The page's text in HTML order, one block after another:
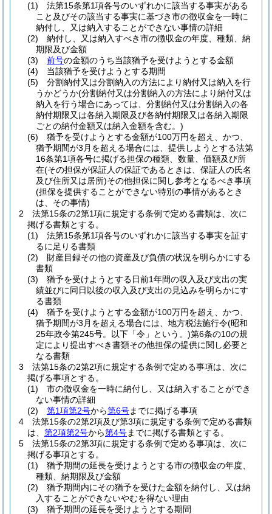
(1)
法第15条第1項各号のいずれかに該当する事実がある
こと及びその該当する事実に基づき市の徴収金を一時に
納付し、又は納入することができない事情の詳細
(2)
納付し、又は納入すべき市の徴収金の年度、種類、納
期限及び金額
(3)
前号の金額のうち当該猶予を受けようとする金額
(4)
当該猶予を受けようとする期間
(5)
分割納付又は分割納入の方法により納付又は納入を行
うかどうか(分割納付又は分割納入の方法により納付又は
納入を行う場合にあっては、分割納付又は分割納入の各
納付期限又は各納入期限及び各納付期限又は各納入期限
ごとの納付金額又は納入金額を含む。)
(6)
猶予を受けようとする金額が100万円を超え、かつ、
猶予期間が3月を超える場合には、提供しようとする法第
16条第1項各号に掲げる担保の種類、数量、価額及び所
在(その担保が保証人の保証であるときは、保証人の氏名
及び住所又は居所)その他担保に関し参考となるべき事項
(担保を提供することができない特別の事情があるとき
は、その事情)
2
法第15条の2第1項に規定する条例で定める書類は、次に
掲げる書類とする。
(1)
法第15条第1項各号のいずれかに該当する事実を証す
るに足りる書類
(2)
財産目録その他の資産及び負債の状況を明らかにする
書類
(3)
猶予を受けようとする日前1年間の収入及び支出の実
績並びに同日以後の収入及び支出の見込みを明らかにす
る書類
(4)
猶予を受けようとする金額が100万円を超え、かつ、
猶予期間が3月を超える場合には、地方税法施行令(昭和
25年政令第245号。以下「令」という。)第6条の10の規
定により提出すべき書類その他担保の提供に関し必要と
なる書類
3
法第15条の2第2項に規定する条例で定める事項は、次に
掲げる事項とする。
(1)
市の徴収金を一時に納付し、又は納入することができ
ない事情の詳細
(2)
第1項第2号から第6号までに掲げる事項
4
法第15条の2第2項及び第3項に規定する条例で定める書類
は、 第2項第2号から第4号までに掲げる書類とする。
5
法第15条の2第3項に規定する条例で定める事項は、次に
掲げる事項とする。
(1)
猶予期間の延長を受けようとする市の徴収金の年度、
種類、納期限及び金額
(2)
猶予期間内にその猶予を受けた金額を納付し、又は納
入することができないやむを得ない理由
(3)
猶予期間の延長を受けようとする期間